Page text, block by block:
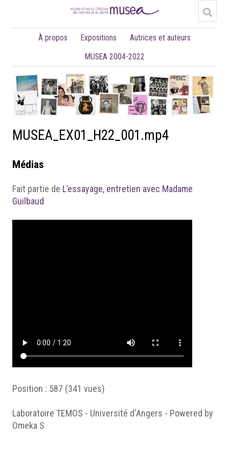
À propos Expositions
Autrices et auteurs
MUSEA 2004-2022
MUSEA_EX01_H22_001.mp4
Médias
Fait partie de L’essayage, entretien avec Madame
Guilbaud
Position : 587 (341 vues)
Laboratoire TEMOS - Université d'Angers - Powered by
Omeka S